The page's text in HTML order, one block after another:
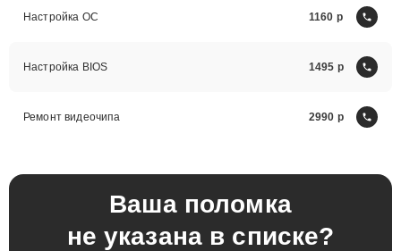
Настройка ОС 1160
Настройка BIOS 1495
Ремонт видеочипа 2990
Ваша поломка
не указана в списке?